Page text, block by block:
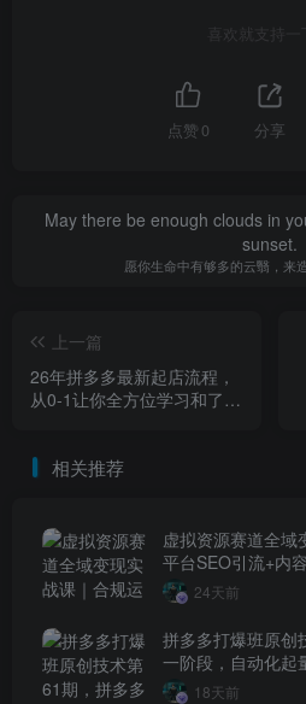
喜欢就支持一
点赞 0 分享
May there be enough clouds in
sunset.
愿你生命中有够多的云翳，来
上一篇
26年拼多多最新起店流程，
从0-1让你全方位学习和了解
相关推荐
虚拟资源赛道全域
平台SEO引流+内
玩法24天前
拼多多打爆班原创
一阶段，自动化起
作・投产优化・大
18天前